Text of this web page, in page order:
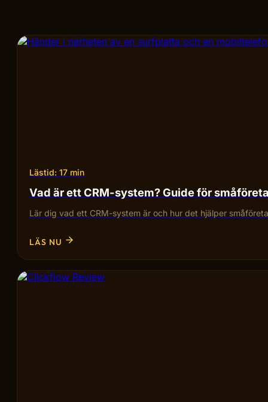
Lästid: 17 min
Vad är ett CRM-system? Guide för
Lär dig vad ett CRM-system är och hur det hjälper
LÄS NU